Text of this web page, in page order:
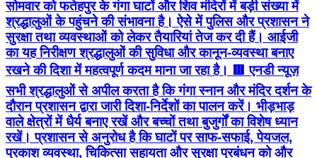
सोमवार को फतेहपुर के गंगा घाटों और शिव मंदिरों में बड़ी संख्या में
श्रद्धालुओं के पहुंचने की संभावना है। ऐसे में पुलिस और प्रशासन ने
सुरक्षा तथा व्यवस्थाओं को लेकर तैयारियां तेज कर दी हैं। आईजी
का यह निरीक्षण श्रद्धालुओं की सुविधा और कानून-व्यवस्था बनाए
रखने की दिशा में महत्वपूर्ण कदम माना जा रहा है। 🟥 एनडी न्यूज़
सभी श्रद्धालुओं से अपील करता है कि गंगा स्नान और मंदिर दर्शन के
दौरान प्रशासन द्वारा जारी दिशा-निर्देशों का पालन करें। भीड़भाड़
वाले क्षेत्रों में धैर्य बनाए रखें और बच्चों तथा बुजुर्गों का विशेष ध्यान
रखें। प्रशासन से अनुरोध है कि घाटों पर साफ-सफाई, पेयजल,
प्रकाश व्यवस्था, चिकित्सा सहायता और सुरक्षा प्रबंधन को और